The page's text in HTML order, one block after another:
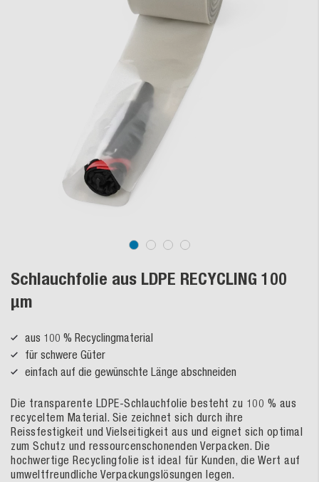
Schlauchfolie aus LDPE RECYCLING 100
µm
aus 100 % Recyclingmaterial
für schwere Güter
einfach auf die gewünschte Länge abschneiden
Die transparente LDPE-Schlauchfolie besteht zu 100 % aus
recyceltem Material. Sie zeichnet sich durch ihre
Reissfestigkeit und Vielseitigkeit aus und eignet sich optimal
zum Schutz und ressourcenschonenden Verpacken. Die
hochwertige Recyclingfolie ist ideal für Kunden, die Wert auf
umweltfreundliche Verpackungslösungen legen.